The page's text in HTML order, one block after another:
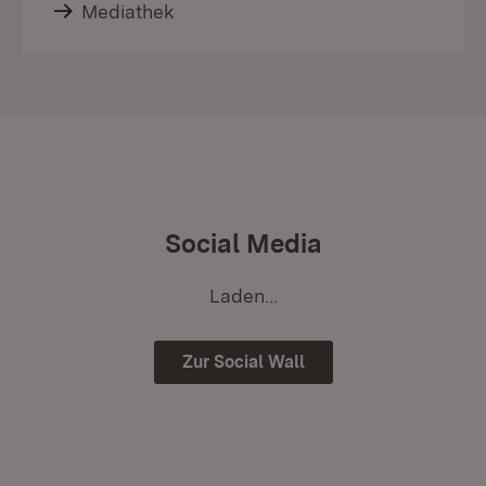
Mediathek
Social Media
Laden...
Zur Social Wall